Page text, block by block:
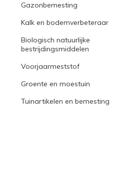
Gazonbemesting
Kalk en bodemverbeteraar
Biologisch natuurlijke
bestrijdingsmiddelen
Voorjaarmeststof
Groente en moestuin
Tuinartikelen en bemesting